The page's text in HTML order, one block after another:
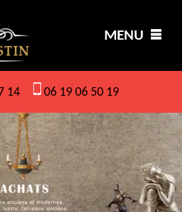
MENU
14 06 19 06 50 19